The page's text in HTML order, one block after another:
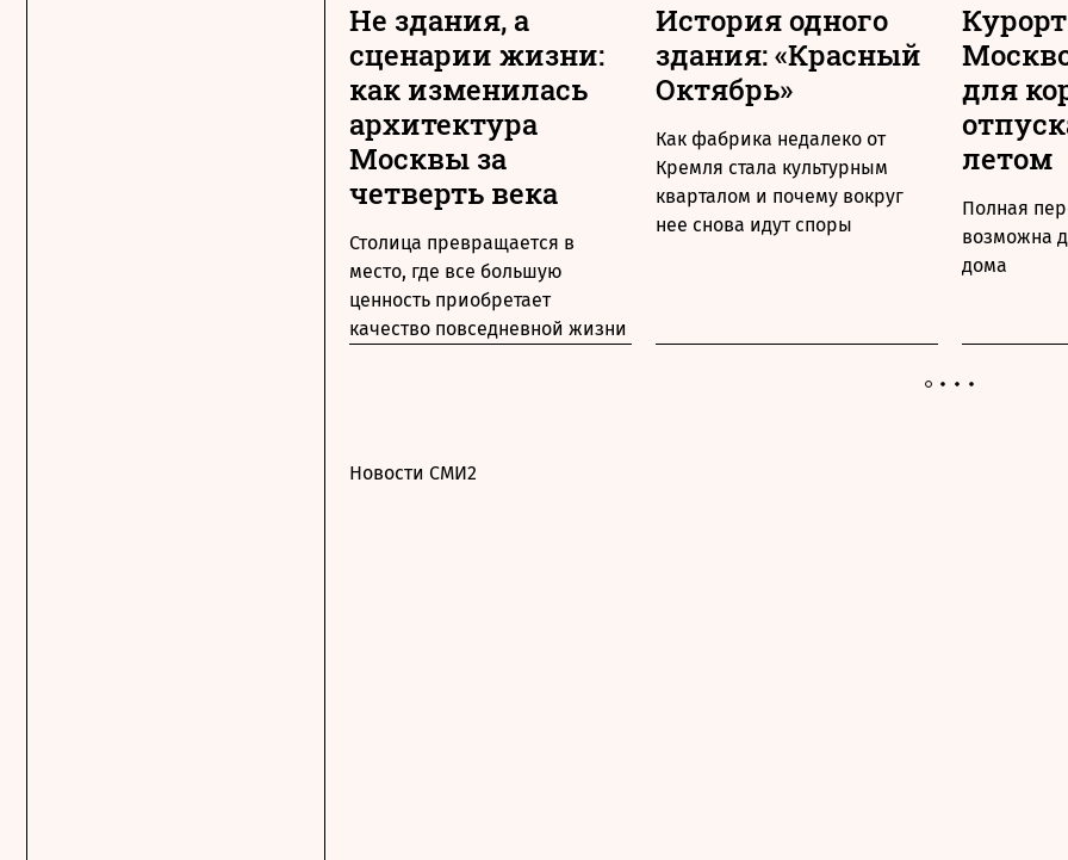
Не здания, а
сценарии жизни:
как изменилась
архитектура
Москвы за
четверть века
Столица превращается в
место, где все большую
ценность приобретает
качество повседневной жизни
История одного
здания: «Красный
Октябрь»
Как фабрика недалеко от
Кремля стала культурным
кварталом и почему вокруг
нее снова идут споры
для
летом
Полная
возможна
дома
Новости СМИ2